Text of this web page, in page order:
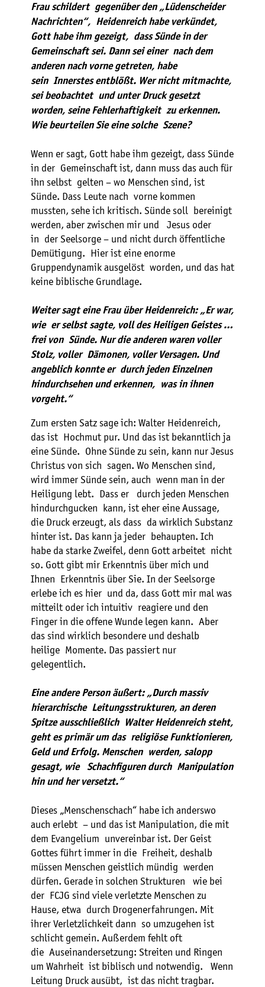
Frau schildert gegenüber den „Lüdenscheider
Nachrichten“, Heidenreich habe verkündet,
Gott habe ihm gezeigt, dass Sünde in der
Gemeinschaft sei. Dann sei einer nach dem
anderen nach vorne getreten, habe
sein Innerstes entblößt. Wer nicht mitmachte,
sei beobachtet und unter Druck gesetzt
worden, seine Fehlerhaftigkeit zu erkennen.
Wie beurteilen Sie eine solche Szene?
Wenn er sagt, Gott habe ihm gezeigt, dass Sünde
in der Gemeinschaft ist, dann muss das auch für
ihn selbst gelten – wo Menschen sind, ist
Sünde. Dass Leute nach vorne kommen
mussten, sehe ich kritisch. Sünde soll bereinigt
werden, aber zwischen mir und Jesus oder
in der Seelsorge – und nicht durch öffentliche
Demütigung. Hier ist eine enorme
Gruppendynamik ausgelöst worden, und das hat
keine biblische Grundlage.
Weiter sagt eine Frau über Heidenreich: „Er war,
wie er selbst sagte, voll des Heiligen Geistes …
frei von Sünde. Nur die anderen waren voller
Stolz, voller Dämonen, voller Versagen. Und
angeblich konnte er durch jeden Einzelnen
hindurchsehen und erkennen, was in ihnen
vorgeht.“
Zum ersten Satz sage ich: Walter Heidenreich,
das ist Hochmut pur. Und das ist bekanntlich ja
eine Sünde. Ohne Sünde zu sein, kann nur Jesus
Christus von sich sagen. Wo Menschen sind,
wird immer Sünde sein, auch wenn man in der
Heiligung lebt. Dass er durch jeden Menschen
hindurchgucken kann, ist eher eine Aussage,
die Druck erzeugt, als dass da wirklich Substanz
hinter ist. Das kann ja jeder behaupten. Ich
habe da starke Zweifel, denn Gott arbeitet nicht
so. Gott gibt mir Erkenntnis über mich und
Ihnen Erkenntnis über Sie. In der Seelsorge
erlebe ich es hier und da, dass Gott mir mal was
mitteilt oder ich intuitiv reagiere und den
Finger in die offene Wunde legen kann. Aber
das sind wirklich besondere und deshalb
heilige Momente. Das passiert nur
gelegentlich.
Eine andere Person äußert: „Durch massiv
hierarchische Leitungsstrukturen, an deren
Spitze ausschließlich Walter Heidenreich steht,
geht es primär um das religiöse Funktionieren,
Geld und Erfolg. Menschen werden, salopp
gesagt, wie Schachfiguren durch Manipulation
hin und her versetzt.“
Dieses „Menschenschach“ habe ich anderswo
auch erlebt – und das ist Manipulation, die mit
dem Evangelium unvereinbar ist. Der Geist
Gottes führt immer in die Freiheit, deshalb
müssen Menschen geistlich mündig werden
dürfen. Gerade in solchen Strukturen wie bei
der FCJG sind viele verletzte Menschen zu
Hause, etwa durch Drogenerfahrungen. Mit
ihrer Verletzlichkeit dann so umzugehen ist
schlicht gemein. Außerdem fehlt oft
die Auseinandersetzung: Streiten und Ringen
um Wahrheit ist biblisch und notwendig. Wenn
Leitung Druck ausübt, ist das nicht tragbar.